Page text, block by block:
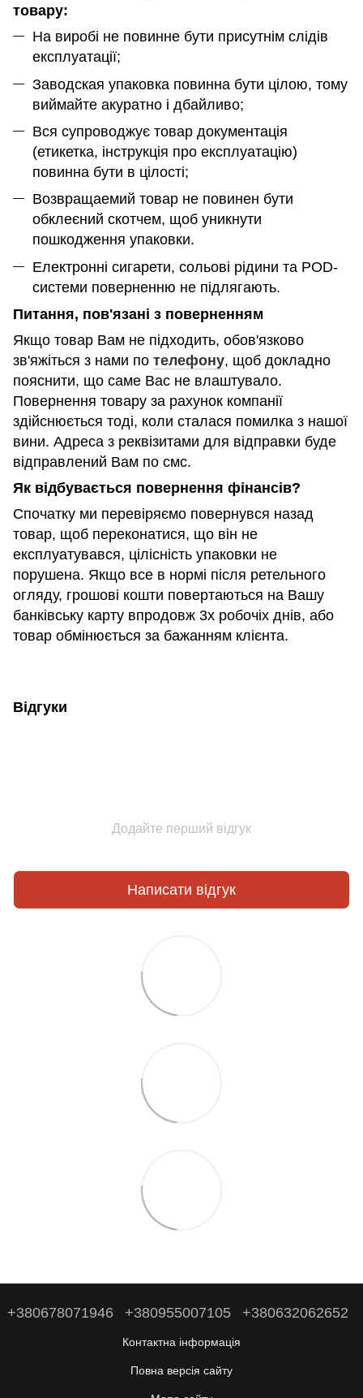
товару:
На виробі не повинне бути присутнім слідів
експлуатації;
Заводская упаковка повинна бути цілою, тому
виймайте акуратно і дбайливо;
Вся супроводжує товар документація
(етикетка, інструкція про експлуатацію)
повинна бути в цілості;
Возвращаемий товар не повинен бути
обклеєний скотчем, щоб уникнути
пошкодження упаковки.
Електронні сигарети, сольові рідини та POD-
системи поверненню не підлягають.
Питання, пов'язані з поверненням
Якщо товар Вам не підходить, обов'язково
зв'яжіться з нами по телефону, щоб докладно
пояснити, що саме Вас не влаштувало.
Повернення товару за рахунок компанії
здійснюється тоді, коли сталася помилка з нашої
вини. Адреса з реквізитами для відправки буде
відправлений Вам по смс.
Як відбувається повернення фінансів?
Спочатку ми перевіряємо повернувся назад
товар, щоб переконатися, що він не
експлуатувався, цілісність упаковки не
порушена. Якщо все в нормі після ретельного
огляду, грошові кошти повертаються на Вашу
банківську карту впродовж 3х робочіх днів, або
товар обмінюється за бажанням клієнта.
Відгуки
Додайте перший відгук
Написати відгук
+380678071946 +380955007105 +380632062652
Контактна інформація
Повна версія сайту